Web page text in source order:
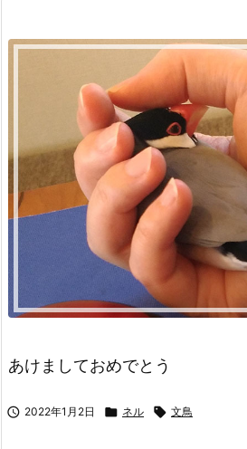
あけましておめでとう
 2022年1月2日  ネル  文鳥